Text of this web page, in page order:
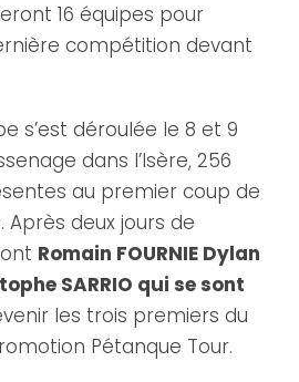
16 équipes pour
compétition devant
s’est déroulée le 8 et 9
dans l’Isère, 256
au premier coup de
Après deux jours de
Romain FOURNIE Dylan
SARRIO qui se sont
les trois premiers du
Pétanque Tour.